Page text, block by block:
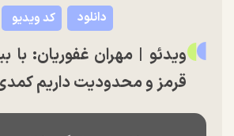
کد ویدیو دانلود
ویدئو | مهران غفوریان:
قرمز و محدودیت داریم